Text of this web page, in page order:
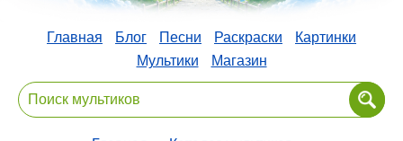
Главная Блог Песни Раскраски
Картинки
Мультики
Магазин